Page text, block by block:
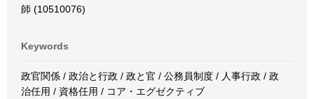
師 (10510076)
Keywords
政官関係 / 政治と行政 / 政と官 / 公務員制度 / 人事行政 / 政
治任用 / 資格任用 / コア・エグゼクティブ